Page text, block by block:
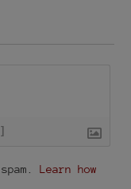
Learn how